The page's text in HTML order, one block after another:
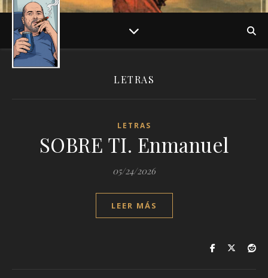
LETRAS
LETRAS
SOBRE TI. Enmanuel
05/24/2026
LEER MÁS